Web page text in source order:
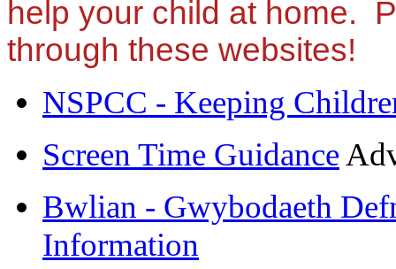
help your child at home.
through these websites!
NSPCC - Keeping
Screen Time Guidance
Bwlian - Gwybodaeth
Information